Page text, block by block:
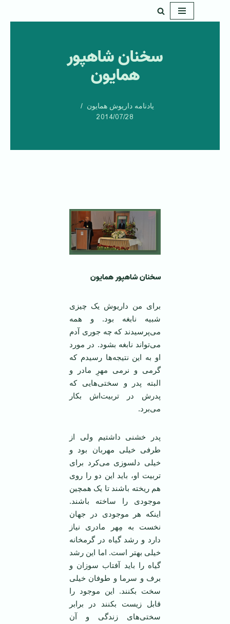
سخنان شاهپور
همایون
یادنامه داریوش همایون
2014/07/28
سخنان شاهپور همایون
برای من داریوش یک چیزی
شبیه نابغه بود. و همه
می‌پرسیدند که چه جوری آدم
می‌تواند نابغه بشود. در مورد
او به این نتیجه‌ها رسیدم که
گرمی و نرمی مهرِ مادر و
البته پدر و سختی‌هایی که
پدرش در تربیت‌اش بکار
می‌برد.
پدر خشنی داشتیم ولی از
طرفی خیلی مهربان بود و
خیلی دلسوزی می‌کرد برای
تربیت او، باید این دو را روی
هم ریخته باشند تا یک همچین
موجودی را ساخته باشند.
اینکه هر موجودی در جهان
نخست به مِهر مادری نیاز
دارد و رشد گیاه در گرمخانه
خیلی بهتر است. اما این رشد
گیاه را باید آفتاب سوزان و
برف و سرما و طوفان خیلی
سخت بکنند. این موجود را
قابل زیست بکنند در برابر
سختی‌های زندگی و آن